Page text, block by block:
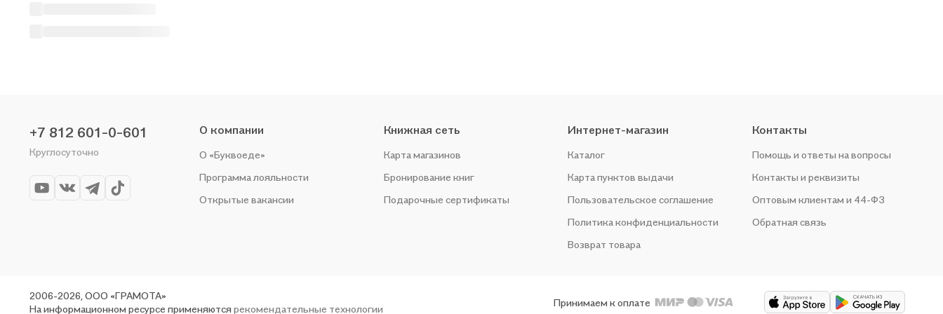
+7 812 601-0-601
Круглосуточно
О компании
О «Буквоеде»
Программа лояльности
Открытые вакансии
Книжная сеть
Карта магазинов
Бронирование книг
Подарочные сертификаты
Интернет-магазин
Каталог
Карта пунктов выдачи
Пользовательское соглашение
Политика конфиденциальности
Возврат товара
Контакты
Помощь и ответы на вопросы
Контакты и реквизиты
Оптовым клиентам и 44-ФЗ
Обратная связь
2006-2026, ООО «ГРАМОТА»
На информационном ресурсе применяются рекомендательные технологии
Принимаем к оплате